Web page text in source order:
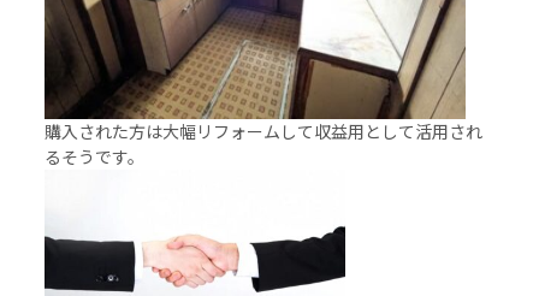
購入された方は大幅リフォームして収益用として活用され
るそうです。